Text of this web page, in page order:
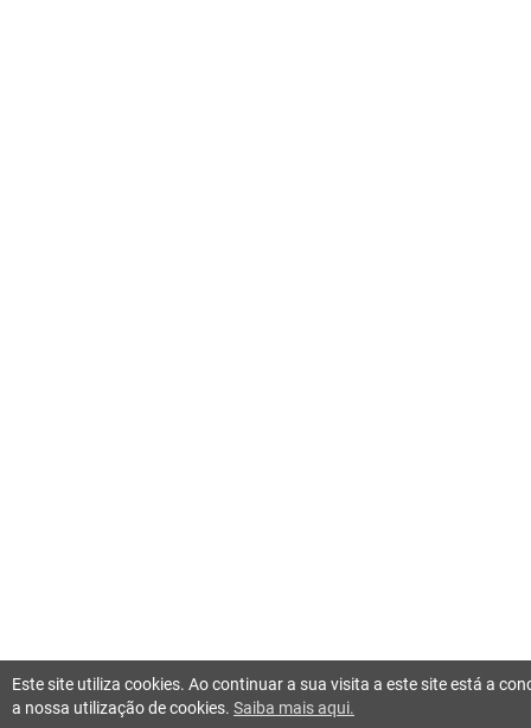
Este site utiliza cookies. Ao continuar a sua visita a este site está a
a nossa utilização de cookies. Saiba mais aqui.